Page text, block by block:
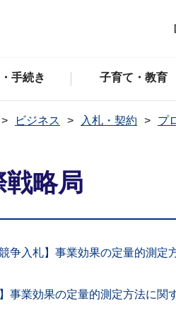
手続き 子育て・教育
ビジネス 入札・契約 プ
略局
争入札】事業効果の定量的測定
事業効果の定量的測定方法に関